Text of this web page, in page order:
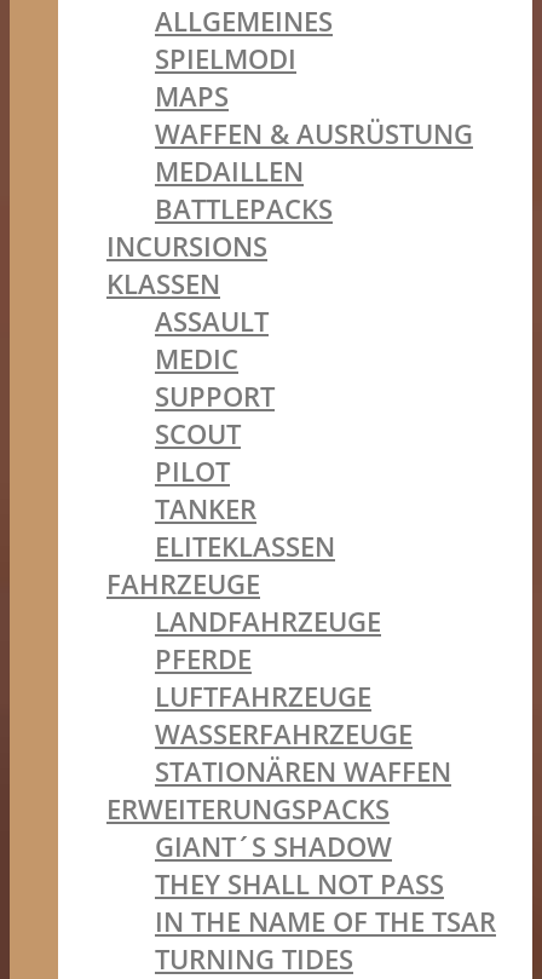
ALLGEMEINES
SPIELMODI
MAPS
WAFFEN & AUSRÜSTUNG
MEDAILLEN
BATTLEPACKS
INCURSIONS
KLASSEN
ASSAULT
MEDIC
SUPPORT
SCOUT
PILOT
TANKER
ELITEKLASSEN
FAHRZEUGE
LANDFAHRZEUGE
PFERDE
LUFTFAHRZEUGE
WASSERFAHRZEUGE
STATIONÄREN WAFFEN
ERWEITERUNGSPACKS
GIANT´S SHADOW
THEY SHALL NOT PASS
IN THE NAME OF THE TSAR
TURNING TIDES